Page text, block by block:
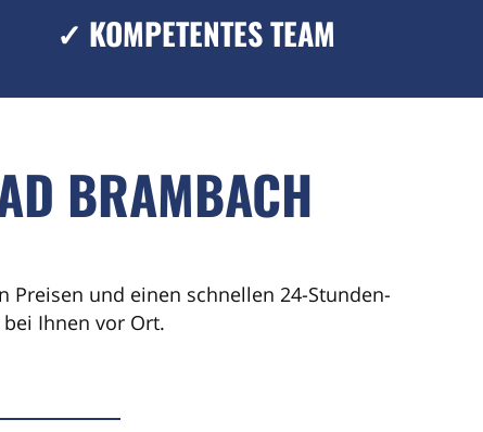
✓ KOMPETENTES TEAM
BRAMBACH
und einen schnellen 24-Stunden-
Ihnen vor Ort.